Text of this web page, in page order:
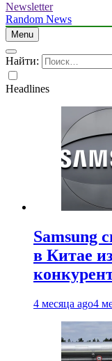
Newsletter
Random News
Menu
Найти:
Headlines
Samsung
в Китае
4 месяца ago4